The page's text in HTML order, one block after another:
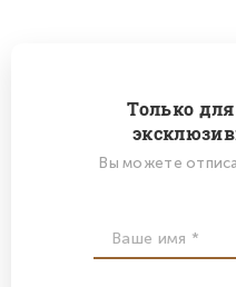
Только
Вы можете